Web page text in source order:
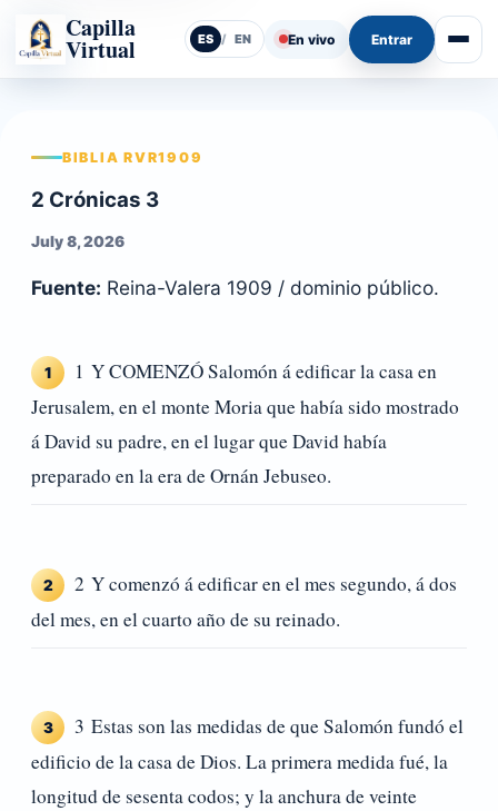
Capilla
Virtual ES / EN En vivo Entrar Abrir
BIBLIA RVR1909
2 Crónicas 3
July 8, 2026
Fuente: Reina-Valera 1909 / dominio público.
1
1 Y COMENZÓ Salomón á edificar la casa en
Jerusalem, en el monte Moria que había sido mostrado
á David su padre, en el lugar que David había
preparado en la era de Ornán Jebuseo.
2
2 Y comenzó á edificar en el mes segundo, á dos
del mes, en el cuarto año de su reinado.
3
3 Estas son las medidas de que Salomón fundó el
edificio de la casa de Dios. La primera medida fué, la
longitud de sesenta codos; y la anchura de veinte